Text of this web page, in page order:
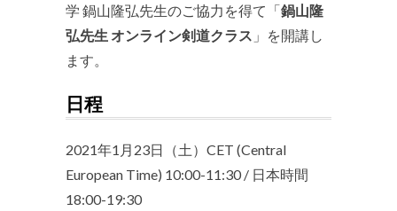
学 鍋山隆弘先生のご協力を得て「鍋山隆
弘先生 オンライン剣道クラス 」を開講し
ます。
日程
2021年1月23日（土）CET (Central
European Time) 10:00-11:30 / 日本時間
18:00-19:30